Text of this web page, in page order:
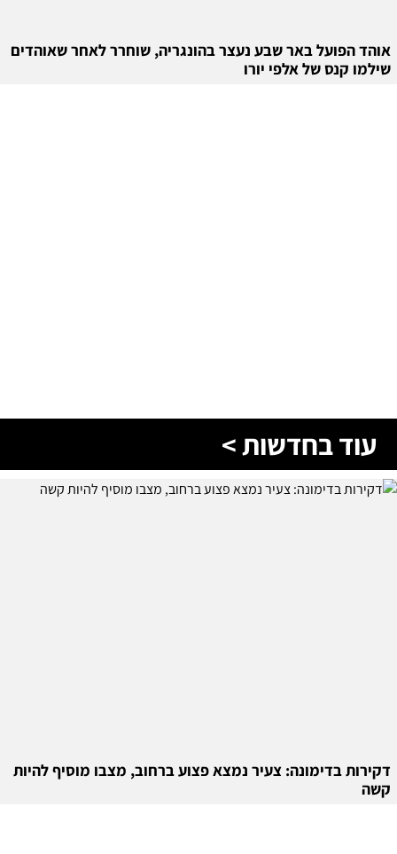
אוהד הפועל באר שבע נעצר בהונגריה, שוחרר לאחר שאוהדים
שילמו קנס של אלפי יורו
עוד בחדשות >
דקירות בדימונה: צעיר נמצא פצוע ברחוב, מצבו מוסיף להיות
קשה